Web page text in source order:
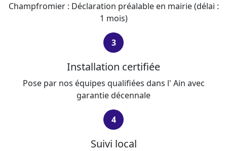
Champfromier : Déclaration préalable en mairie (délai :
1 mois)
3
Installation certifiée
Pose par nos équipes qualifiées dans l' Ain avec
garantie décennale
4
Suivi local